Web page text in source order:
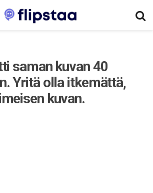
saman kuvan 40
Yritä olla itkemättä,
kuvan.